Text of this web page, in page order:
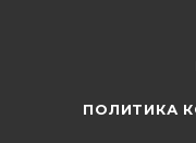
ПОЛИТИКА